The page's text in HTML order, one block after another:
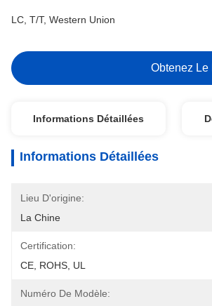
LC, T/T, Western Union
Obtenez Le
Informations Détaillées
Informations Détaillées
Lieu D'origine:
La Chine
Certification:
CE, ROHS, UL
Numéro De Modèle: